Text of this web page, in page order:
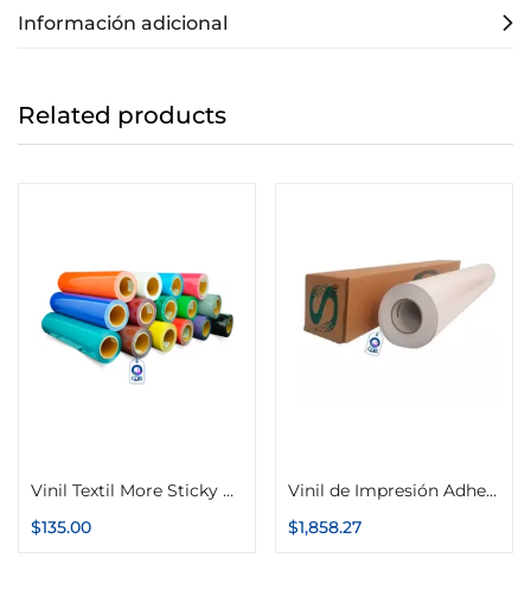
Información adicional
Related products
Vinil Textil More Sticky Color Make PU 51cm x 1m
$135.00
Vinil de Impresión Adhesivo Brillante o Mate 1.52m x 50m Calidad de Importación
$1,858.27